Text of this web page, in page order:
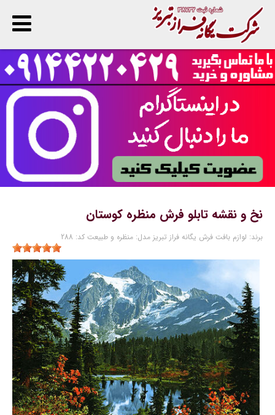
نخ و نقشه تابلو فرش منظره کوستان
برند: لوازم بافت فرش یگانه فراز تبریز مدل: منظره و طبیعت کد: 288